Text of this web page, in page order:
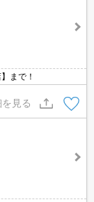
まで！
見る